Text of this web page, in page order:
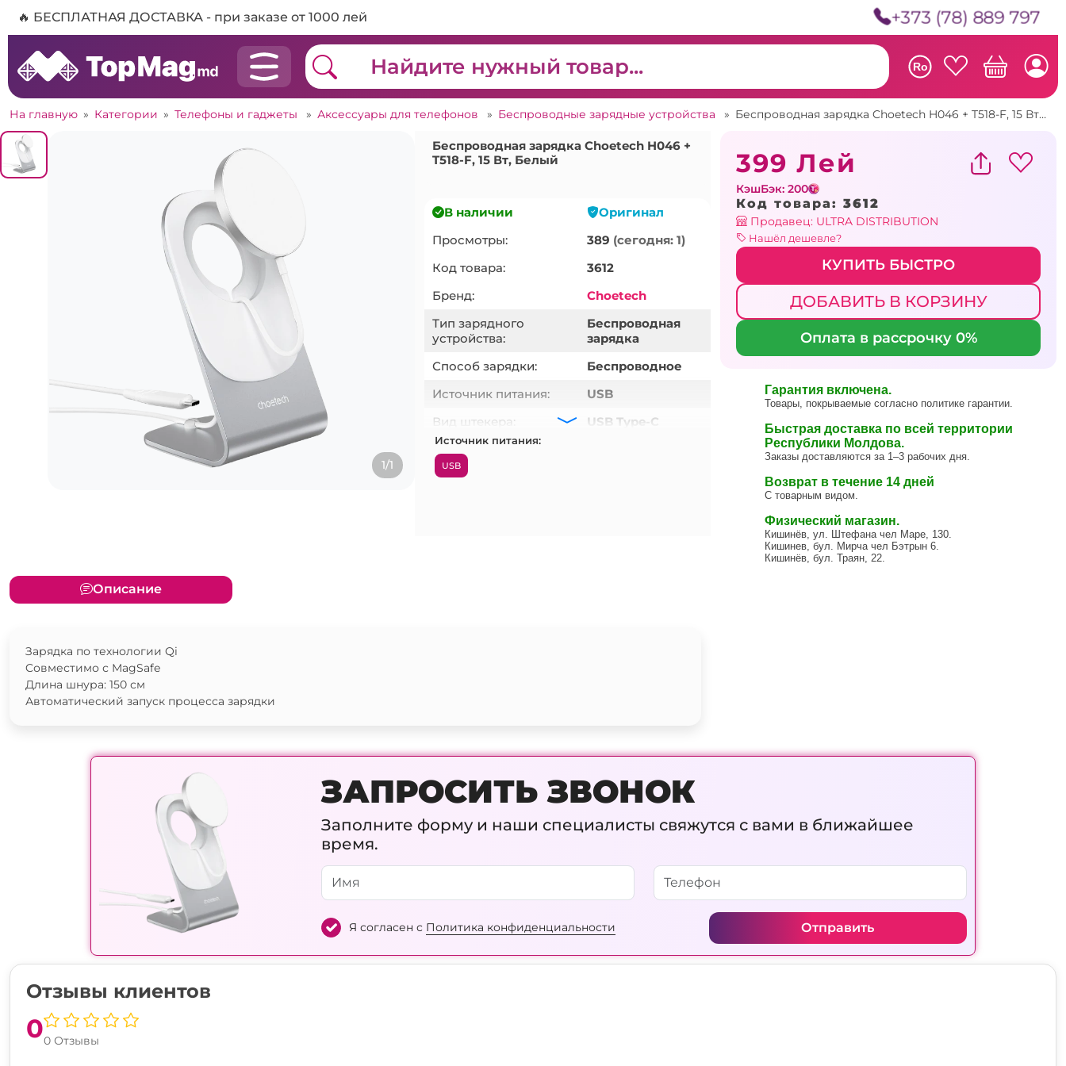
🔥 БЕСПЛАТНАЯ ДОСТАВКА - при заказе от 1000 лей +373 (78) 889 797
Ro
На главную » Категории » Телефоны и гаджеты » Аксессуары для телефонов » Беспроводные зарядные устройства » Беспроводная зарядка Choetech H046 + T518-F, 15 Вт, Белый
1/1
Беспроводная зарядка Choetech H046 +
T518-F, 15 Вт, Белый
В наличии
Оригинал
Просмотры:
389 (сегодня: 1)
Код товара:
3612
Бренд:
Choetech
Тип зарядного
устройства:
Беспроводная
зарядка
Способ зарядки:
Беспроводное
Источник питания:
USB
Вид штекера:
USB Type-C
Материал:
Цвет:
Источник питания:
USB
Описание
Зарядка по технологии Qi
Cовместимо с MagSafe
Длина шнура: 150 см
Автоматический запуск процесса зарядки
399 Лей
КэшБэк: 200
Код товара: 3612
Продавец: ULTRA DISTRIBUTION
Нашёл дешевле?
КУПИТЬ БЫСТРО
ДОБАВИТЬ В КОРЗИНУ
Оплата в рассрочку 0%
Гарантия включена.
Товары, покрываемые согласно политике гарантии.
Быстрая доставка по всей территории
Республики Молдова.
Заказы доставляются за 1–3 рабочих дня.
Возврат в течение 14 дней
С товарным видом.
Физический магазин.
Кишинёв, ул. Штефана чел Маре, 130.
Кишинев, бул. Мирча чел Бэтрын 6.
Кишинёв, бул. Траян, 22.
ЗАПРОСИТЬ ЗВОНОК
Заполните форму и наши специалисты свяжутся с вами в ближайшее
время.
Я согласен с Политика конфиденциальности Отправить
Отзывы клиентов
00 Отзывы